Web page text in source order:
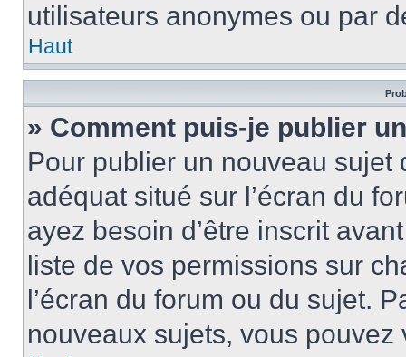
utilisateurs anonymes ou par
Haut
» Comment puis-je publier
Pour publier un nouveau
adéquat situé sur l’écran du
ayez besoin d’être inscrit
liste de vos permissions sur
l’écran du forum ou du sujet.
nouveaux sujets, vous